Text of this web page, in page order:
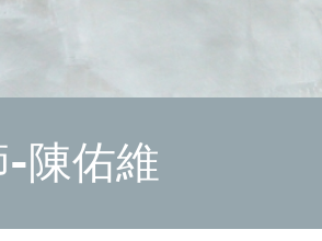
陳佑維